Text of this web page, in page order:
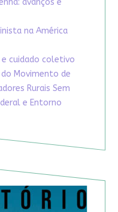
avanços e
na América
cuidado coletivo
do Movimento de
Rurais Sem
e Entorno